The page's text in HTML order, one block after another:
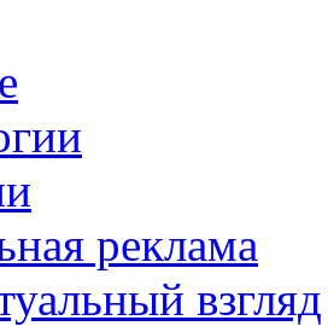
реклама
взгляд